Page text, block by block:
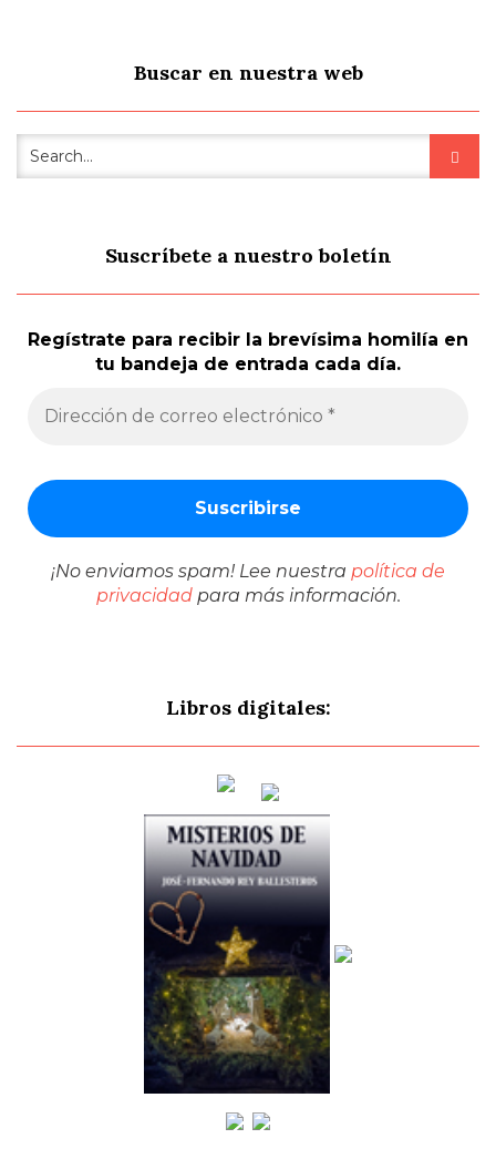
Buscar en nuestra web
Suscríbete a nuestro boletín
Regístrate para recibir la brevísima homilía en
tu bandeja de entrada cada día.
¡No enviamos spam! Lee nuestra política de
privacidadpara más información.
Libros digitales: